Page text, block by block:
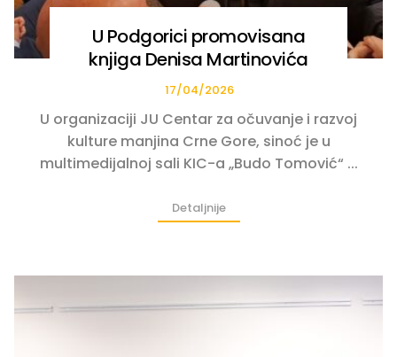
U Podgorici promovisana
knjiga Denisa Martinovića
17/04/2026
U organizaciji JU Centar za očuvanje i razvoj
kulture manjina Crne Gore, sinoć je u
multimedijalnoj sali KIC-a „Budo Tomović“ ...
Detaljnije